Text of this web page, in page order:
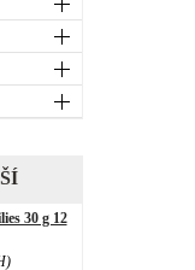
30 g 12